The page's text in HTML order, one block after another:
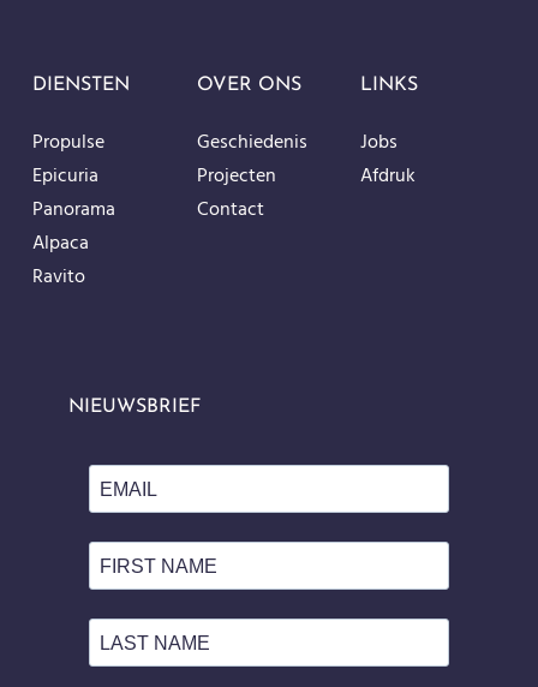
DIENSTEN
Propulse
Epicuria
Panorama
Alpaca
Ravito
OVER ONS
Geschiedenis
Projecten
Contact
LINKS
Jobs
Afdruk
NIEUWSBRIEF